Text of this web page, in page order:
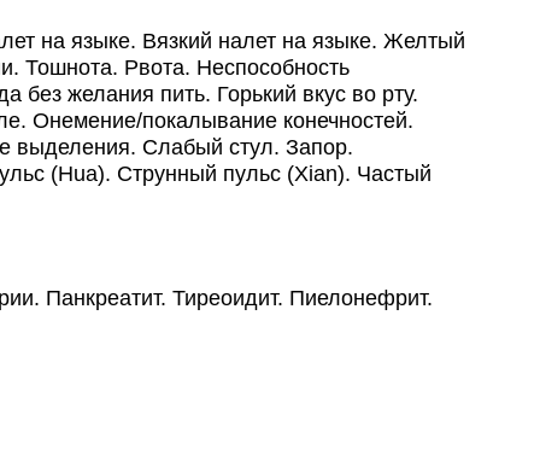
на языке. Вязкий налет на языке. Желтый
Тошнота. Рвота. Неспособность
желания пить. Горький вкус во рту.
Онемение/покалывание конечностей.
выделения. Слабый стул. Запор.
(Hua). Струнный пульс (Xian). Частый
Панкреатит. Тиреоидит. Пиелонефрит.